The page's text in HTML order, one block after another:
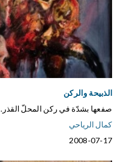
الذبيحة والركن
صفعها بشدّة في ركن المحلّ القذر.
كمال الرياحي
2008-07-17